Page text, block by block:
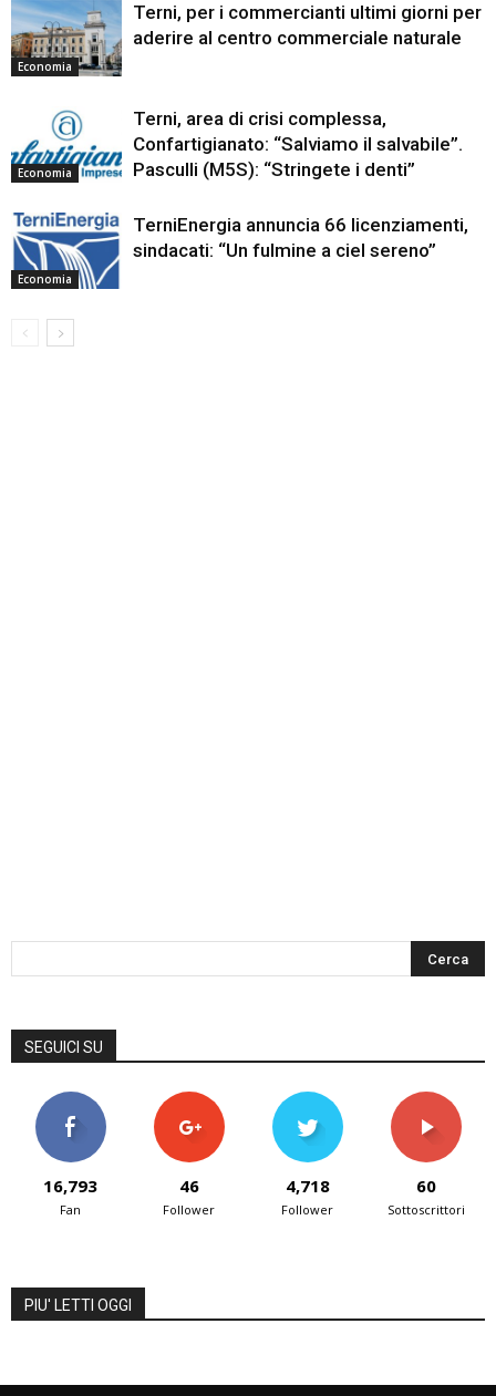
Economia
Terni, per i commercianti ultimi giorni per
aderire al centro commerciale naturale
Economia
Terni, area di crisi complessa,
Confartigianato: “Salviamo il salvabile”.
Pasculli (M5S): “Stringete i denti”
Economia
TerniEnergia annuncia 66 licenziamenti,
sindacati: “Un fulmine a ciel sereno”
SEGUICI SU
16,793
Fan
46
Follower
4,718
Follower
60
Sottoscrittori
PIU' LETTI OGGI